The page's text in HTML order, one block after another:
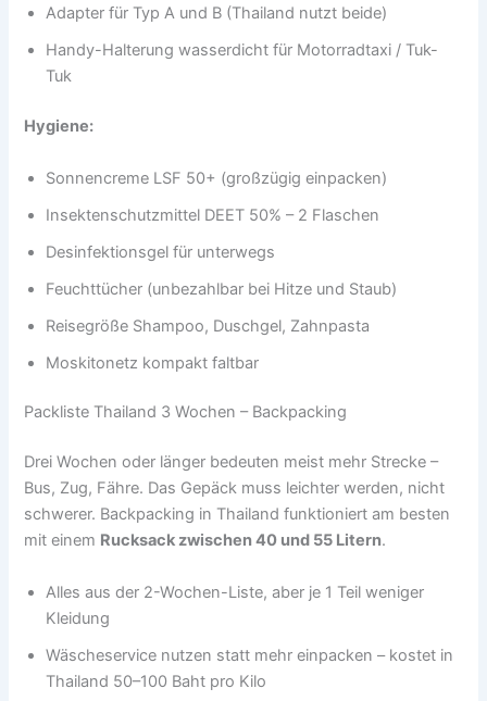
Adapter für Typ A und B (Thailand nutzt beide)
Handy-Halterung wasserdicht für Motorradtaxi / Tuk-
Tuk
Hygiene:
Sonnencreme LSF 50+ (großzügig einpacken)
Insektenschutzmittel DEET 50% – 2 Flaschen
Desinfektionsgel für unterwegs
Feuchttücher (unbezahlbar bei Hitze und Staub)
Reisegröße Shampoo, Duschgel, Zahnpasta
Moskitonetz kompakt faltbar
Packliste Thailand 3 Wochen – Backpacking
Drei Wochen oder länger bedeuten meist mehr Strecke –
Bus, Zug, Fähre. Das Gepäck muss leichter werden, nicht
schwerer. Backpacking in Thailand funktioniert am besten
mit einem Rucksack zwischen 40 und 55 Litern.
Alles aus der 2-Wochen-Liste, aber je 1 Teil weniger
Kleidung
Wäscheservice nutzen statt mehr einpacken – kostet in
Thailand 50–100 Baht pro Kilo